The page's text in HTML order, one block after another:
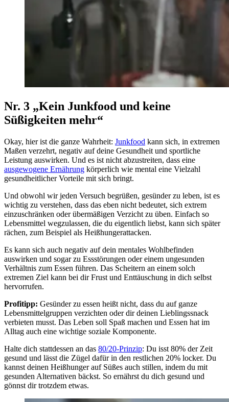
Nr. 3 „Kein Junkfood und keine
Süßigkeiten mehr“
Okay, hier ist die ganze Wahrheit: Junkfood kann sich, in extremen
Maßen verzehrt, negativ auf deine Gesundheit und sportliche
Leistung auswirken. Und es ist nicht abzustreiten, dass eine
ausgewogene Ernährung körperlich wie mental eine Vielzahl
gesundheitlicher Vorteile mit sich bringt.
Und obwohl wir jeden Versuch begrüßen, gesünder zu leben, ist es
wichtig zu verstehen, dass das eben nicht bedeutet, sich extrem
einzuschränken oder übermäßigen Verzicht zu üben. Einfach so
Lebensmittel wegzulassen, die du eigentlich liebst, kann sich später
rächen, zum Beispiel als Heißhungerattacken.
Es kann sich auch negativ auf dein mentales Wohlbefinden
auswirken und sogar zu Essstörungen oder einem ungesunden
Verhältnis zum Essen führen. Das Scheitern an einem solch
extremen Ziel kann bei dir Frust und Enttäuschung in dich selbst
hervorrufen.
Profitipp: Gesünder zu essen heißt nicht, dass du auf ganze
Lebensmittelgruppen verzichten oder dir deinen Lieblingssnack
verbieten musst. Das Leben soll Spaß machen und Essen hat im
Alltag auch eine wichtige soziale Komponente.
Halte dich stattdessen an das 80/20-Prinzip: Du isst 80% der Zeit
gesund und lässt die Zügel dafür in den restlichen 20% locker. Du
kannst deinen Heißhunger auf Süßes auch stillen, indem du mit
gesunden Alternativen bäckst. So ernährst du dich gesund und
gönnst dir trotzdem etwas.